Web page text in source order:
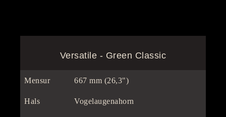
Versatile - Green Classic
Mensur 667 mm (26,3")
Hals Vogelaugenahorn